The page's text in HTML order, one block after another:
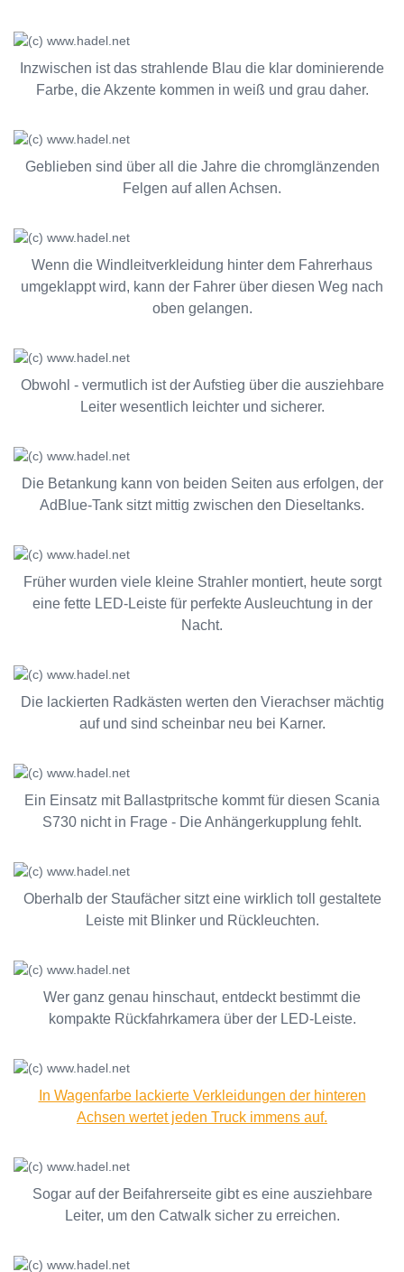
Inzwischen ist das strahlende Blau die klar dominierende
Farbe, die Akzente kommen in weiß und grau daher.
Geblieben sind über all die Jahre die chromglänzenden
Felgen auf allen Achsen.
Wenn die Windleitverkleidung hinter dem Fahrerhaus
umgeklappt wird, kann der Fahrer über diesen Weg nach
oben gelangen.
Obwohl - vermutlich ist der Aufstieg über die ausziehbare
Leiter wesentlich leichter und sicherer.
Die Betankung kann von beiden Seiten aus erfolgen, der
AdBlue-Tank sitzt mittig zwischen den Dieseltanks.
Früher wurden viele kleine Strahler montiert, heute sorgt
eine fette LED-Leiste für perfekte Ausleuchtung in der
Nacht.
Die lackierten Radkästen werten den Vierachser mächtig
auf und sind scheinbar neu bei Karner.
Ein Einsatz mit Ballastpritsche kommt für diesen Scania
S730 nicht in Frage - Die Anhängerkupplung fehlt.
Oberhalb der Staufächer sitzt eine wirklich toll gestaltete
Leiste mit Blinker und Rückleuchten.
Wer ganz genau hinschaut, entdeckt bestimmt die
kompakte Rückfahrkamera über der LED-Leiste.
In Wagenfarbe lackierte Verkleidungen der hinteren
Achsen wertet jeden Truck immens auf.
Sogar auf der Beifahrerseite gibt es eine ausziehbare
Leiter, um den Catwalk sicher zu erreichen.